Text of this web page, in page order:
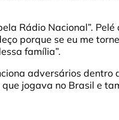
Rádio Nacional”.
porque se eu me
família”.
adversários
jogava no Brasil e